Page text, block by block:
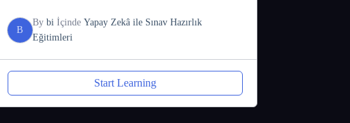
B
By biİçinde Yapay Zekâ ile Sınav Hazırlık
Eğitimleri
Start Learning